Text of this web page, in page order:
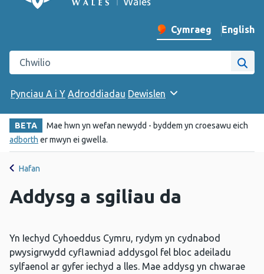
Newid iaith y wefan
Cymraeg English
–
Chwilio gwefan Iechyd Cyhoeddus Cymru
Pynciau A i Y Adroddiadau Dewislen
BETA
Mae hwn yn wefan newydd - byddem yn croesawu eich
adborth er mwyn ei gwella.
Hafan
Addysg a sgiliau da
Yn Iechyd Cyhoeddus Cymru, rydym yn cydnabod
pwysigrwydd cyflawniad addysgol fel bloc adeiladu
sylfaenol ar gyfer iechyd a lles. Mae addysg yn chwarae